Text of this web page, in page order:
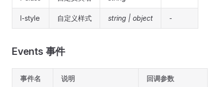
l-style 自定义样式 string | object -
Events 事件
事件名 说明 回调参数